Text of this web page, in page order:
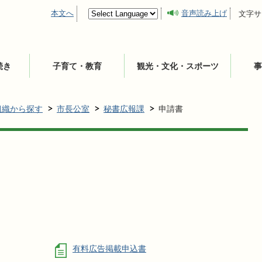
本文へ 音声読み上げ 文字
き 子育て・教育 観光・文化・スポーツ
織から探す 市長公室 秘書広報課 申請書
有料広告掲載申込書